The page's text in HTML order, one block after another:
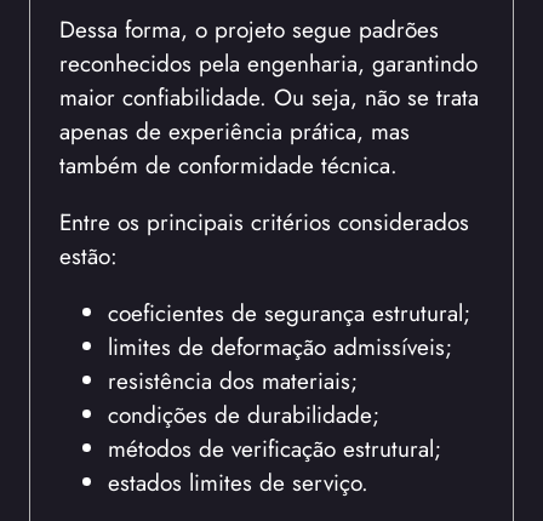
Dessa forma, o projeto segue padrões
reconhecidos pela engenharia, garantindo
maior confiabilidade. Ou seja, não se trata
apenas de experiência prática, mas
também de conformidade técnica.
Entre os principais critérios considerados
estão:
coeficientes de segurança estrutural;
limites de deformação admissíveis;
resistência dos materiais;
condições de durabilidade;
métodos de verificação estrutural;
estados limites de serviço.